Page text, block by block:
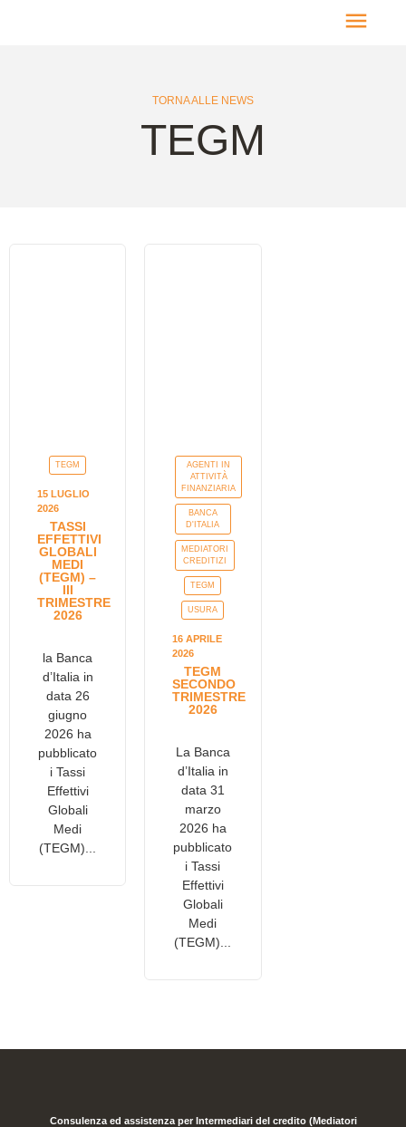
TORNA ALLE NEWS
TEGM
TEGM
15 LUGLIO
2026
TASSI
EFFETTIVI
GLOBALI
MEDI
(TEGM) –
III
TRIMESTRE
2026
la Banca
d’Italia in
data 26
giugno
2026 ha
pubblicato
i Tassi
Effettivi
Globali
Medi
(TEGM)...
AGENTI IN
ATTIVITÀ
FINANZIARIA
BANCA
D'ITALIA
MEDIATORI
CREDITIZI
TEGM
USURA
16 APRILE
2026
TEGM
SECONDO
TRIMESTRE
2026
La Banca
d’Italia in
data 31
marzo
2026 ha
pubblicato
i Tassi
Effettivi
Globali
Medi
(TEGM)...
Consulenza ed assistenza per Intermediari del credito (Mediatori